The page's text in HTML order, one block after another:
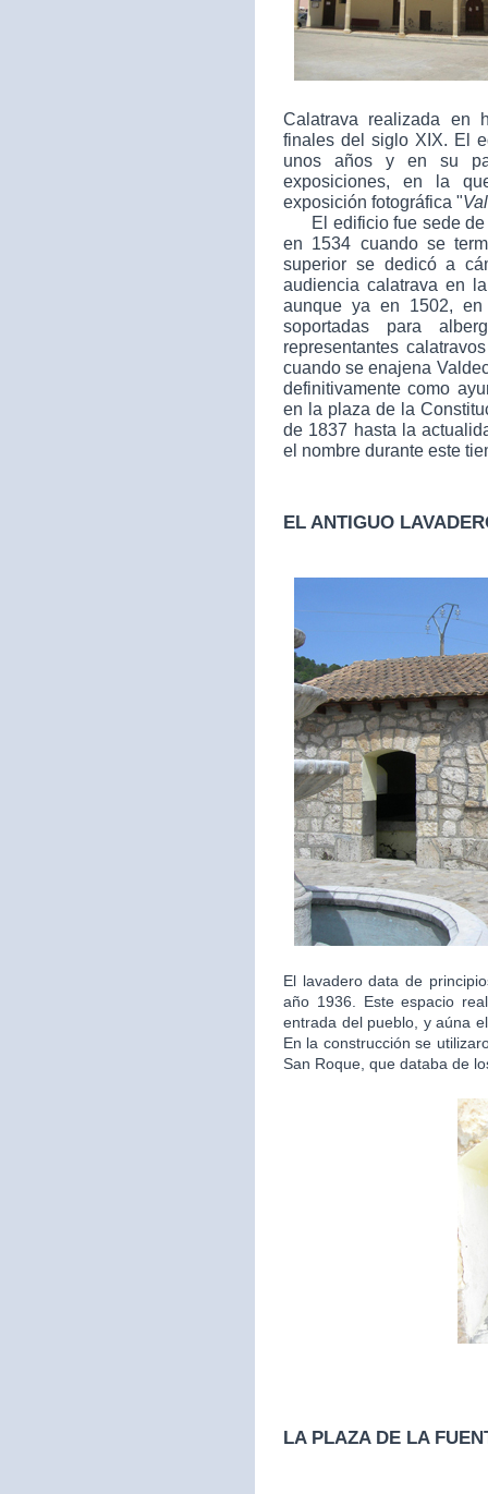
Calatrava realizada en
finales del siglo XIX. El
unos años y en su
exposiciones, en la
exposición fotográfica "
El edificio fue sede de
en 1534 cuando se
superior se dedicó a
audiencia calatrava en
aunque ya en 1502,
soportadas para
representantes
cuando se enajena
definitivamente como
en la plaza de la
de 1837 hasta la
el nombre durante
EL ANTIGUO
El lavadero data de
año 1936. Este espacio
entrada del pueblo, y aúna
En la construcción se
San Roque, que databa de
LA PLAZA DE LA